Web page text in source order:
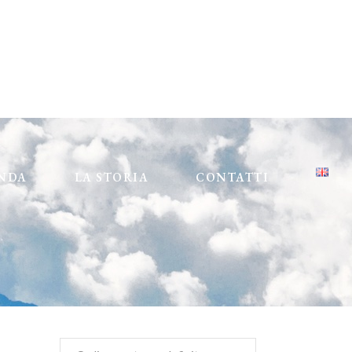
LA STORIA CONTATTI